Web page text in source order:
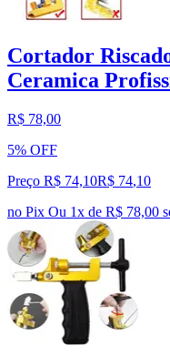
Cortador
Ceramica
R$ 78,00
5% OFF
Preço R$ 74,10R$ 74,10
no Pix Ou 1x de R$ 78,00